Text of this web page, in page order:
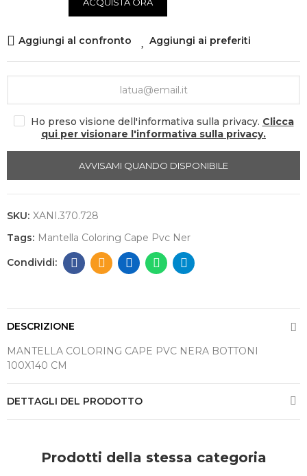
Aggiungi al confronto Aggiungi ai preferiti
Ho preso visione dell'informativa sulla privacy. Clicca
qui per visionare l'informativa sulla privacy.
AVVISAMI QUANDO DISPONIBILE
SKU: XANI.370.728
Tags: Mantella Coloring Cape Pvc Ner
DESCRIZIONE
MANTELLA COLORING CAPE PVC NERA BOTTONI
100X140 CM
DETTAGLI DEL PRODOTTO
Prodotti della stessa categoria